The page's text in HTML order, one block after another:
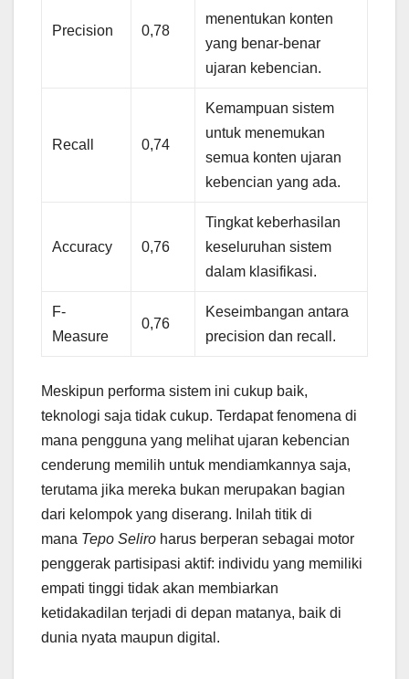
Precision 0,78
menentukan konten
yang benar-benar
ujaran kebencian.
Recall 0,74
Kemampuan sistem
untuk menemukan
semua konten ujaran
kebencian yang ada.
Accuracy 0,76
Tingkat keberhasilan
keseluruhan sistem
dalam klasifikasi.
F-
Measure
0,76
Keseimbangan antara
precision dan recall.
Meskipun performa sistem ini cukup baik,
teknologi saja tidak cukup. Terdapat fenomena di
mana pengguna yang melihat ujaran kebencian
cenderung memilih untuk mendiamkannya saja,
terutama jika mereka bukan merupakan bagian
dari kelompok yang diserang. Inilah titik di
mana Tepo Seliro harus berperan sebagai motor
penggerak partisipasi aktif: individu yang memiliki
empati tinggi tidak akan membiarkan
ketidakadilan terjadi di depan matanya, baik di
dunia nyata maupun digital.